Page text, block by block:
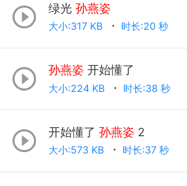
绿光 孙燕姿
大小:317 KB 时长:20 秒
孙燕姿开始懂了
大小:224 KB 时长:38 秒
开始懂了 孙燕姿2
大小:573 KB 时长:37 秒